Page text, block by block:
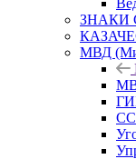
ЗНАКИ
МВД